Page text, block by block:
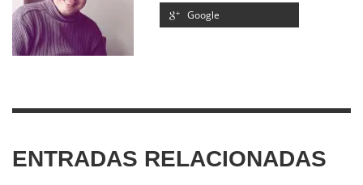
Google
ENTRADAS RELACIONADAS